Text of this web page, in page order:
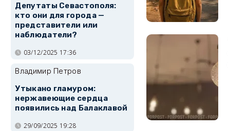
Депутаты Севастополя:
кто они для города —
представители или
наблюдатели?
03/12/2025 17:36
Владимир Петров
Утыкано гламуром:
нержавеющие сердца
появились над Балаклавой
29/09/2025 19:28